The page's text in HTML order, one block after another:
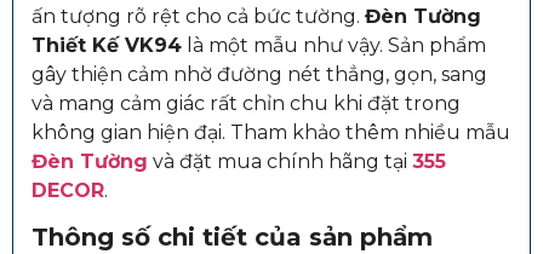
ấn tượng rõ rệt cho cả bức tường. Đèn Tường
Thiết Kế VK94 là một mẫu như vậy. Sản phẩm
gây thiện cảm nhờ đường nét thẳng, gọn, sang
và mang cảm giác rất chỉn chu khi đặt trong
không gian hiện đại. Tham khảo thêm nhiều mẫu
Đèn Tường và đặt mua chính hãng tại 355
DECOR.
Thông số chi tiết của sản phẩm